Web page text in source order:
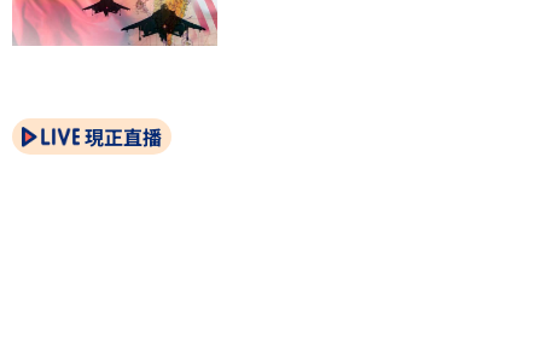
現正直播